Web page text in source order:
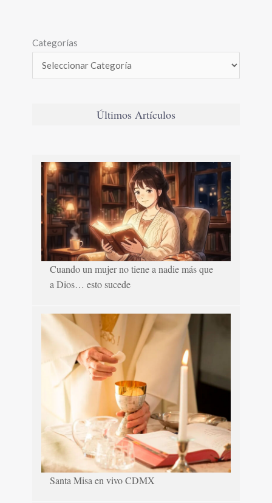
Categorías
Últimos Artículos
Cuando un mujer no tiene a nadie más que
a Dios… esto sucede
Santa Misa en vivo CDMX